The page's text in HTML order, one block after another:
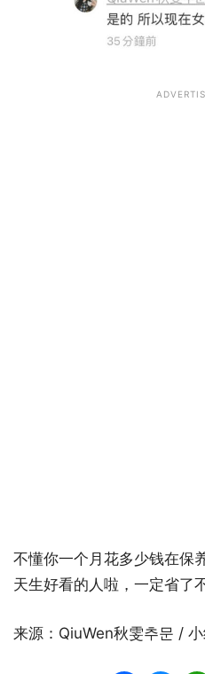
不懂你一个月花多少钱在保
天生好看的人啦，一定省了
来源：QiuWen秋雯추문 /